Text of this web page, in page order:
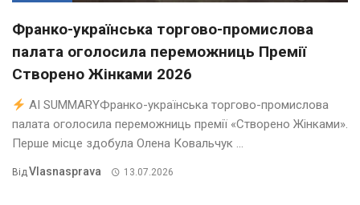
Франко-українська торгово-промислова
палата оголосила переможниць Премії
Створено Жінками 2026
AI SUMMARYФранко-українська торгово-промислова
палата оголосила переможниць премії «Створено Жінками».
Перше місце здобула Олена Ковальчук ...
ВідVlasnasprava 13.07.2026